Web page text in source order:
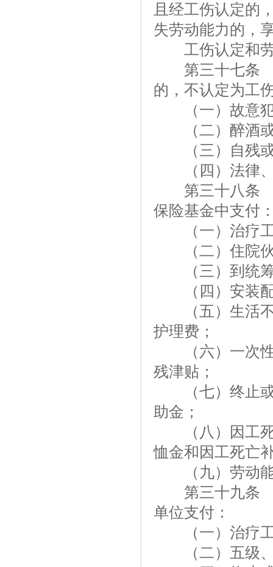
且经工伤认定的
失劳动能力的，
工伤认定和劳
第三十七条 职
的，不认定为工
（一）故意
（二）醉酒或
（三）自残或
（四）法律、
第三十八条 因
保险基金中支付
（一）治疗工
（二）住院伙
（三）到统筹
（四）安装配
（五）生活不
护理费；
（六）一次性
残津贴；
（七）终止或
助金；
（八）因工死
恤金和因工死亡
（九）劳动能
第三十九条 因
单位支付：
（一）治疗工
（二）五级、